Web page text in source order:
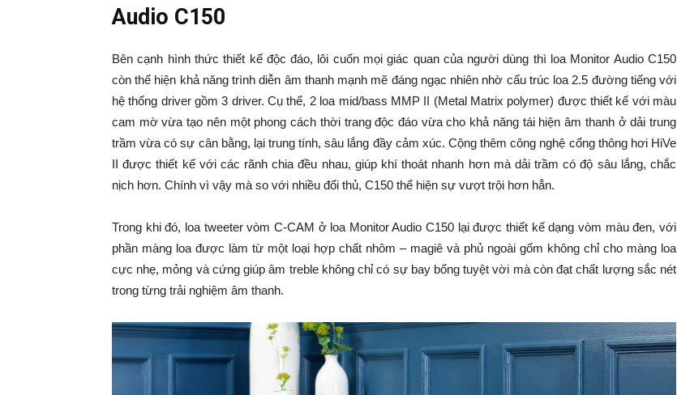
Audio C150
Bên cạnh hình thức thiết kế độc đáo, lôi cuốn mọi giác quan của người dùng thì loa Monitor Audio C150
còn thể hiện khả năng trình diễn âm thanh mạnh mẽ đáng ngạc nhiên nhờ cấu trúc loa 2.5 đường tiếng với
hệ thống driver gồm 3 driver. Cụ thể, 2 loa mid/bass MMP II (Metal Matrix polymer) được thiết kế với màu
cam mờ vừa tạo nên một phong cách thời trang độc đáo vừa cho khả năng tái hiện âm thanh ở dải trung
trầm vừa có sự cân bằng, lại trung tính, sâu lắng đầy cảm xúc. Cộng thêm công nghệ cổng thông hơi HiVe
II được thiết kế với các rãnh chia đều nhau, giúp khí thoát nhanh hơn mà dải trầm có độ sâu lắng, chắc
nịch hơn. Chính vì vậy mà so với nhiều đối thủ, C150 thể hiện sự vượt trội hơn hẳn.
Trong khi đó, loa tweeter vòm C-CAM ở loa Monitor Audio C150 lại được thiết kế dạng vòm màu đen, với
phần màng loa được làm từ một loại hợp chất nhôm – magiê và phủ ngoài gốm không chỉ cho màng loa
cực nhẹ, mỏng và cứng giúp âm treble không chỉ có sự bay bổng tuyệt vời mà còn đạt chất lượng sắc nét
trong từng trải nghiệm âm thanh.